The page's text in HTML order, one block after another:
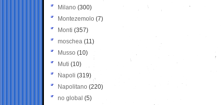
Milano (300)
Montezemolo (7)
Monti (357)
moschea (11)
Musso (10)
Muti (10)
Napoli (319)
Napolitano (220)
no global (5)